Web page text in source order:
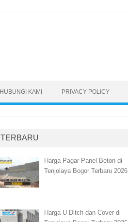
HUBUNGI KAMI PRIVACY POLICY
TERBARU
Harga Pagar Panel Beton di
Tenjolaya Bogor Terbaru 2026
Harga U Ditch dan Cover di